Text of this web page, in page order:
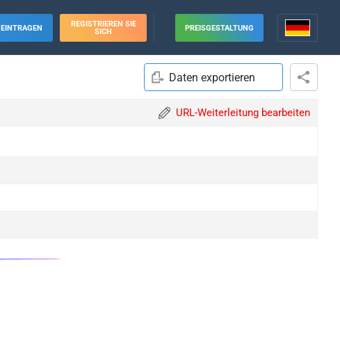
EINTRAGEN
REGISTRIEREN SIE
SICH
PREISGESTALTUNG
Daten exportieren
URL-Weiterleitung bearbeiten